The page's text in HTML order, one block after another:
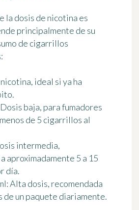
la dosis de nicotina es
principalmente de su
de cigarrillos
ideal si ya ha
Dosis baja, para fumadores
de 5 cigarrillos al
intermedia,
aproximadamente 5 a 15
día.
Alta dosis, recomendada
de un paquete diariamente.